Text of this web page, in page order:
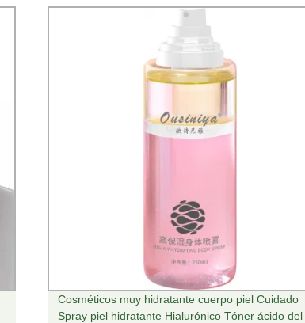
Cosméticos muy hidratante cuerpo piel Cuidado
Spray piel hidratante Hialurónico Tóner ácido del